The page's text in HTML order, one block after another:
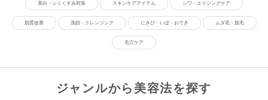
美白・シミくすみ対策 スキンケアアイテム シワ・エイジングケア
肌質改善 洗顔・クレンジング にきび・いぼ・おでき ムダ毛・脱毛
毛穴ケア
ジャンルから美容法を探す